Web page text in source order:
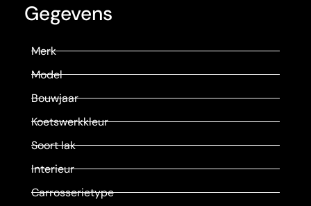
Gegevens
Merk
Model
Bouwjaar
Koetswerkkleur
Soort lak
Interieur
Carrosserietype